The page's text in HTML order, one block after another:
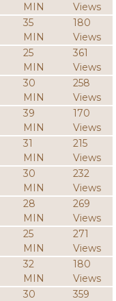
MIN
Views
35
MIN
180
Views
25
MIN
361
Views
30
MIN
258
Views
39
MIN
170
Views
31
MIN
215
Views
30
MIN
232
Views
28
MIN
269
Views
25
MIN
271
Views
32
MIN
180
Views
30
359